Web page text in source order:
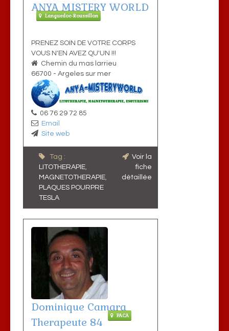
ANYA MISTERY WORLD
Languedoc-Roussillon
PRENEZ SOIN DE VOTRE CORPS
VOUS N'EN AVEZ QU'UN !!!
Chemin du mas larrieu
66700 - Argeles sur mer
06 76 29 72 85
Email
Site web
Tag :
LITOTHERAPIE,
MAGNETOTHERAPIE,
PLAQUES POURPRE
TESLA
Voir la
fiche
détaillée
Dominique Camara
Therapeute 84
PACA